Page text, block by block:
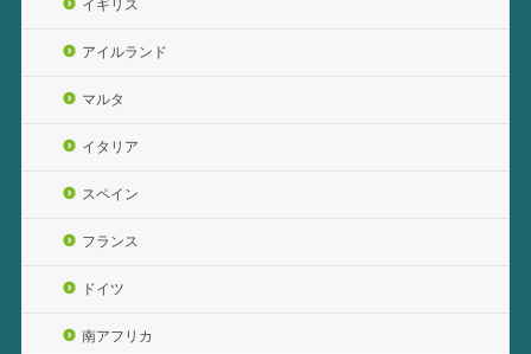
イギリス
アイルランド
マルタ
イタリア
スペイン
フランス
ドイツ
南アフリカ